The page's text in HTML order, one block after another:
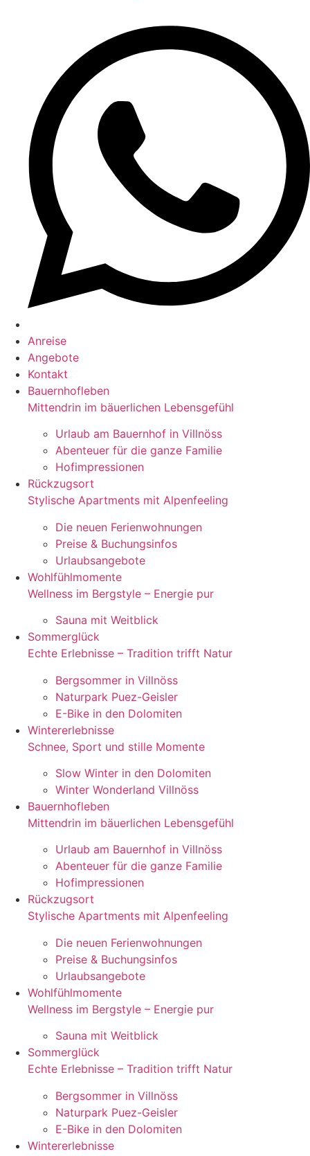
Anreise
Angebote
Kontakt
Bauernhofleben
Mittendrin im bäuerlichen Lebensgefühl
Urlaub am Bauernhof in Villnöss
Abenteuer für die ganze Familie
Hofimpressionen
Rückzugsort
Stylische Apartments mit Alpenfeeling
Die neuen Ferienwohnungen
Preise & Buchungsinfos
Urlaubsangebote
Wohlfühlmomente
Wellness im Bergstyle – Energie pur
Sauna mit Weitblick
Sommerglück
Echte Erlebnisse – Tradition trifft Natur
Bergsommer in Villnöss
Naturpark Puez-Geisler
E-Bike in den Dolomiten
Wintererlebnisse
Schnee, Sport und stille Momente
Slow Winter in den Dolomiten
Winter Wonderland Villnöss
Bauernhofleben
Mittendrin im bäuerlichen Lebensgefühl
Urlaub am Bauernhof in Villnöss
Abenteuer für die ganze Familie
Hofimpressionen
Rückzugsort
Stylische Apartments mit Alpenfeeling
Die neuen Ferienwohnungen
Preise & Buchungsinfos
Urlaubsangebote
Wohlfühlmomente
Wellness im Bergstyle – Energie pur
Sauna mit Weitblick
Sommerglück
Echte Erlebnisse – Tradition trifft Natur
Bergsommer in Villnöss
Naturpark Puez-Geisler
E-Bike in den Dolomiten
Wintererlebnisse